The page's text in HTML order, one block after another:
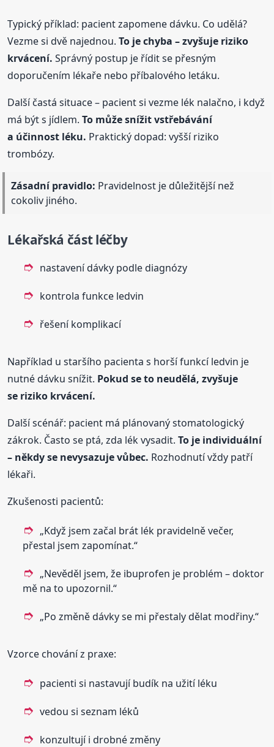
Typický příklad: pacient zapomene dávku. Co udělá?
Vezme si dvě najednou.To je chyba – zvyšuje riziko
krvácení. Správný postup je řídit se přesným
doporučením lékaře nebo příbalového letáku.
Další častá situace – pacient si vezme lék nalačno, i když
má být s jídlem.To může snížit vstřebávání
a účinnost léku. Praktický dopad: vyšší riziko
trombózy.
Zásadní pravidlo: Pravidelnost je důležitější než
cokoliv jiného.
Lékařská část léčby
nastavení dávky podle diagnózy
kontrola funkce ledvin
řešení komplikací
Například u staršího pacienta s horší funkcí ledvin je
nutné dávku snížit. Pokud se to neudělá, zvyšuje
se riziko krvácení.
Další scénář: pacient má plánovaný stomatologický
zákrok. Často se ptá, zda lék vysadit.To je individuální
– někdy se nevysazuje vůbec. Rozhodnutí vždy patří
lékaři.
Zkušenosti pacientů:
„Když jsem začal brát lék pravidelně večer,
přestal jsem zapomínat.“
„Nevěděl jsem, že ibuprofen je problém – doktor
mě na to upozornil.“
„Po změně dávky se mi přestaly dělat modřiny.“
Vzorce chování z praxe:
pacienti si nastavují budík na užití léku
vedou si seznam léků
konzultují i drobné změny